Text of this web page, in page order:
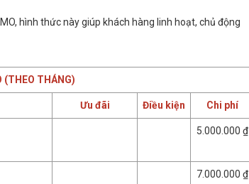
hình thức này giúp khách hàng linh hoạt, chủ động
(THEO THÁNG)
Ưu đãi Điều kiện Chi phí
5.000.000 ₫
7.000.000 ₫